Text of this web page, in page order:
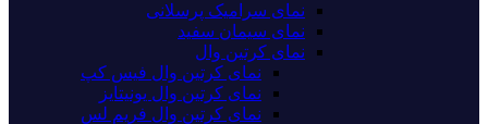
نمای سرامیک پرسلانی
نمای سیمان سفید
نمای کرتین وال
نمای کرتین وال فیس کپ
نمای کرتین وال یونیتایز
نمای کرتین وال فریم لس